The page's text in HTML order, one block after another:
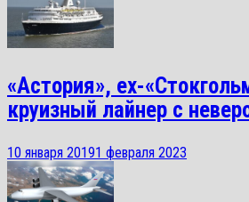
«Астория», ex-
круизный лайнер с
10 января 20191 февраля 2023